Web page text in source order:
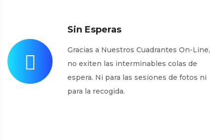
Sin Esperas
Gracias a Nuestros Cuadrantes On-Line,
no exiten las interminables colas de
espera. Ni para las sesiones de fotos ni
para la recogida.